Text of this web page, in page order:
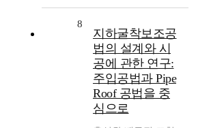
8
지하굴착보조공
법의 설계와 시
공에 관한 연구:
주입공법과 Pipe
Roof 공법을 중
심으로